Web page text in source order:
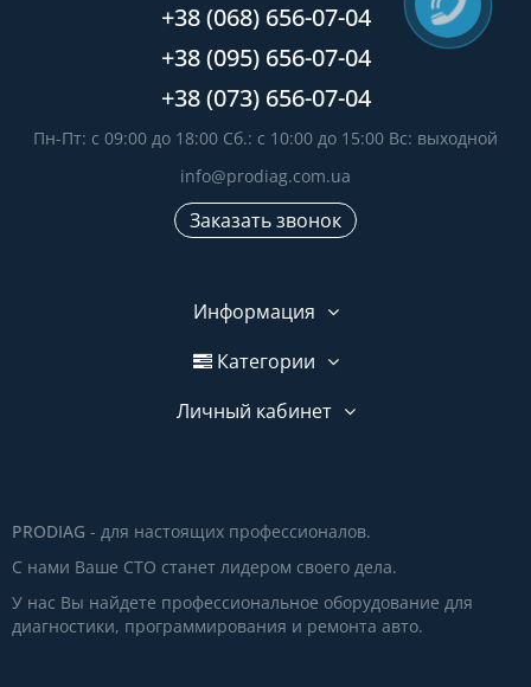
+38 (068) 656-07-04
+38 (095) 656-07-04
+38 (073) 656-07-04
Пн-Пт: с 09:00 до 18:00 Сб.: с 10:00 до 15:00 Вс: выходной
info@prodiag.com.ua
Заказать звонок
Информация
Категории
Личный кабинет
PRODIAG - для настоящих профессионалов.
С нами Ваше СТО станет лидером своего дела.
У нас Вы найдете профессиональное оборудование для
диагностики, программирования и ремонта авто.